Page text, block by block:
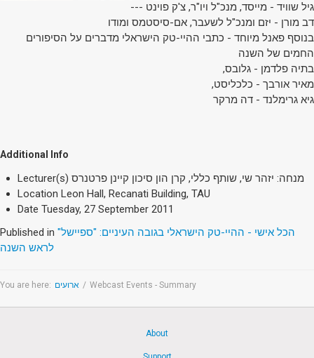
Society & Politics
--- גיל שוויד - מייסד, מנכ"ל ויו"ר, צ'ק פוינט
דב מורן - יזם ומנכ"ל לשעבר, אם-סיסטמס ומודו
בנוסף פאנל מיוחד - כתבי ההיי-טק הישראלי מדברים על הסיפורים
החמים של השנה
,בתיה פלדמן - גלובס
,מאיר אורבך - כלכליסט
גיא גרימלנד - דה מרקר
Additional Info
Lecturer(s) מנחה: יזהר שי, שותף כללי, קרן הון סיכון קיינן פרטנרס
Location Leon Hall, Recanati Building, TAU
Date Tuesday, 27 September 2011
Published in הכל אישי - ההיי-טק הישראלי בגובה העיניים: "ספיישל"
לראש השנה
You are here: ארועים / Webcast Events - Summary
About